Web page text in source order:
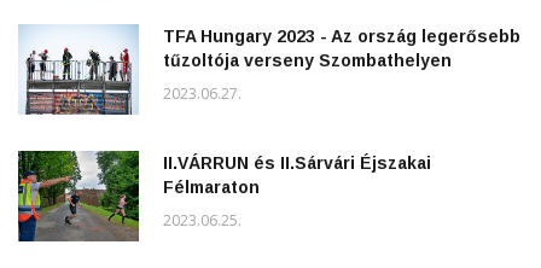
TFA Hungary 2023 - Az ország legerősebb
tűzoltója verseny Szombathelyen
2023.06.27.
II.VÁRRUN és II.Sárvári Éjszakai
Félmaraton
2023.06.25.